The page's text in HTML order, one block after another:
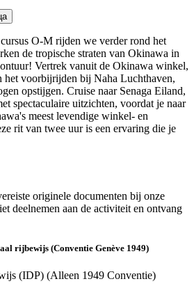
O-M rijden we verder rond het
de tropische straten van Okinawa in
Vertrek vanuit de Okinawa winkel,
het voorbijrijden bij Naha Luchthaven,
opstijgen. Cruise naar Senaga Eiland,
spectaculaire uitzichten, voordat je naar
meest levendige winkel- en
rit van twee uur is een ervaring die je
originele documenten bij onze
deelnemen aan de activiteit en ontvang
rijbewijs (Conventie Genève 1949)
(IDP) (Alleen 1949 Conventie)